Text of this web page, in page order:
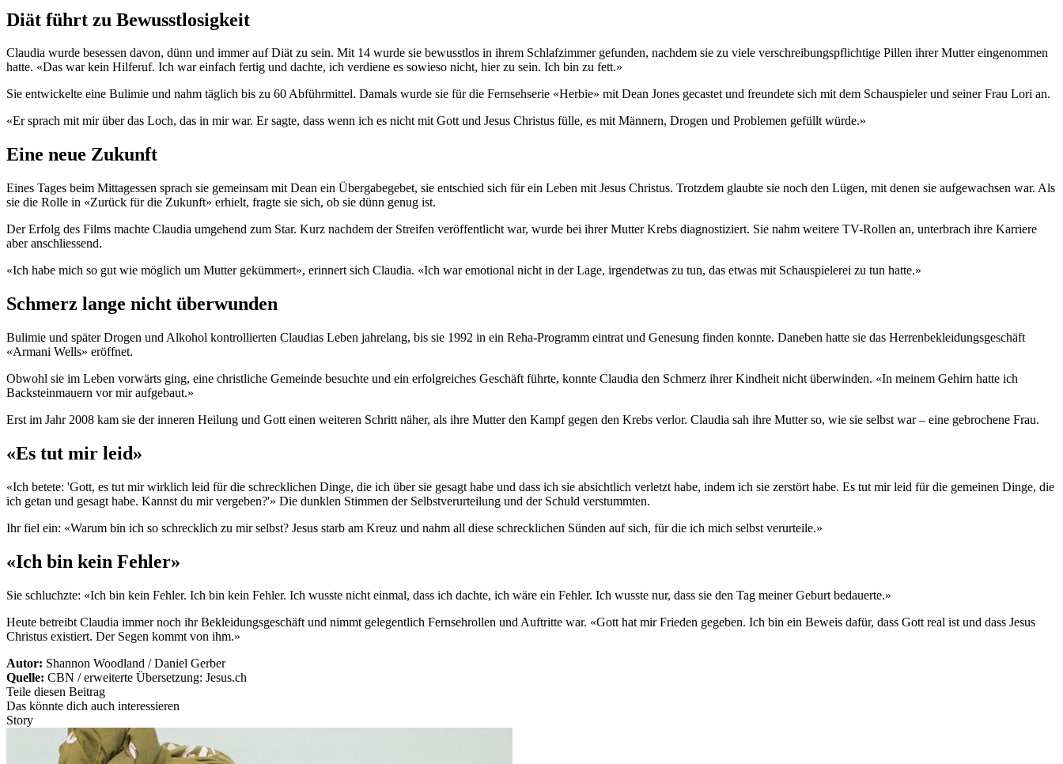
Diät führt zu Bewusstlosigkeit
Claudia wurde besessen davon, dünn und immer auf Diät zu sein. Mit 14 wurde sie bewusstlos in ihrem Schlafzimmer gefunden, nachdem sie zu viele verschreibungspflichtige Pillen ihrer Mutter eingenommen
hatte. «Das war kein Hilferuf. Ich war einfach fertig und dachte, ich verdiene es sowieso nicht, hier zu sein. Ich bin zu fett.»
Sie entwickelte eine Bulimie und nahm täglich bis zu 60 Abführmittel. Damals wurde sie für die Fernsehserie «Herbie» mit Dean Jones gecastet und freundete sich mit dem Schauspieler und seiner Frau Lori an.
«Er sprach mit mir über das Loch, das in mir war. Er sagte, dass wenn ich es nicht mit Gott und Jesus Christus fülle, es mit Männern, Drogen und Problemen gefüllt würde.»
Eine neue Zukunft
Eines Tages beim Mittagessen sprach sie gemeinsam mit Dean ein Übergabegebet, sie entschied sich für ein Leben mit Jesus Christus. Trotzdem glaubte sie noch den Lügen, mit denen sie aufgewachsen war. Als
sie die Rolle in «Zurück für die Zukunft» erhielt, fragte sie sich, ob sie dünn genug ist.
Der Erfolg des Films machte Claudia umgehend zum Star. Kurz nachdem der Streifen veröffentlicht war, wurde bei ihrer Mutter Krebs diagnostiziert. Sie nahm weitere TV-Rollen an, unterbrach ihre Karriere
aber anschliessend.
«Ich habe mich so gut wie möglich um Mutter gekümmert», erinnert sich Claudia. «Ich war emotional nicht in der Lage, irgendetwas zu tun, das etwas mit Schauspielerei zu tun hatte.»
Schmerz lange nicht überwunden
Bulimie und später Drogen und Alkohol kontrollierten Claudias Leben jahrelang, bis sie 1992 in ein Reha-Programm eintrat und Genesung finden konnte. Daneben hatte sie das Herrenbekleidungsgeschäft
«Armani Wells» eröffnet.
Obwohl sie im Leben vorwärts ging, eine christliche Gemeinde besuchte und ein erfolgreiches Geschäft führte, konnte Claudia den Schmerz ihrer Kindheit nicht überwinden. «In meinem Gehirn hatte ich
Backsteinmauern vor mir aufgebaut.»
Erst im Jahr 2008 kam sie der inneren Heilung und Gott einen weiteren Schritt näher, als ihre Mutter den Kampf gegen den Krebs verlor. Claudia sah ihre Mutter so, wie sie selbst war – eine gebrochene Frau.
«Es tut mir leid»
«Ich betete: 'Gott, es tut mir wirklich leid für die schrecklichen Dinge, die ich über sie gesagt habe und dass ich sie absichtlich verletzt habe, indem ich sie zerstört habe. Es tut mir leid für die gemeinen Dinge, die
ich getan und gesagt habe. Kannst du mir vergeben?'» Die dunklen Stimmen der Selbstverurteilung und der Schuld verstummten.
Ihr fiel ein: «Warum bin ich so schrecklich zu mir selbst? Jesus starb am Kreuz und nahm all diese schrecklichen Sünden auf sich, für die ich mich selbst verurteile.»
«Ich bin kein Fehler»
Sie schluchzte: «Ich bin kein Fehler. Ich bin kein Fehler. Ich wusste nicht einmal, dass ich dachte, ich wäre ein Fehler. Ich wusste nur, dass sie den Tag meiner Geburt bedauerte.»
Heute betreibt Claudia immer noch ihr Bekleidungsgeschäft und nimmt gelegentlich Fernsehrollen und Auftritte war. «Gott hat mir Frieden gegeben. Ich bin ein Beweis dafür, dass Gott real ist und dass Jesus
Christus existiert. Der Segen kommt von ihm.»
Autor: Shannon Woodland / Daniel Gerber
Quelle: CBN / erweiterte Übersetzung: Jesus.ch
Teile diesen Beitrag
Das könnte dich auch interessieren
Story